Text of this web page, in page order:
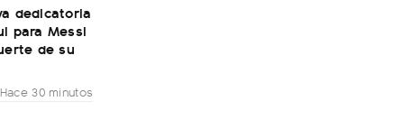
dedicatoria
para Messi
de su
Hace 30 minutos